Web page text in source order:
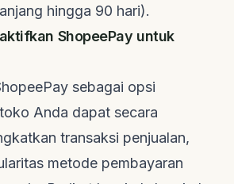
hingga 90 hari).
ShopeePay untuk
sebagai opsi
Anda dapat secara
transaksi penjualan,
metode pembayaran